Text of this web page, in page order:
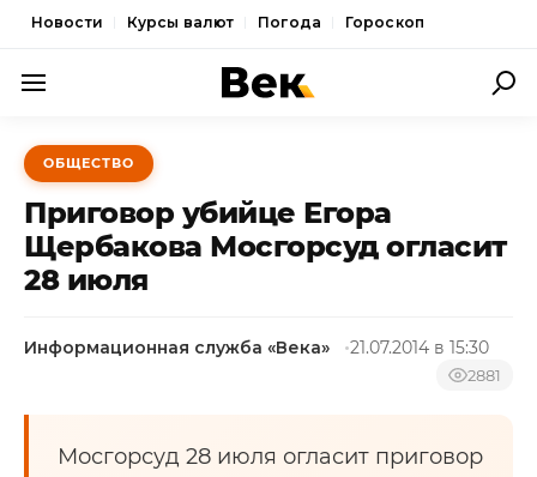
Новости Курсы валют Погода Гороскоп
ПОЛИТИКА
ЭКОНОМИКА
ОБЩЕСТВО
СПОРТ
ОБЩЕСТВО
Приговор убийце Егора
Щербакова Мосгорсуд огласит
28 июля
Информационная служба «Века» 21.07.2014 в 15:30
2881
Мосгорсуд 28 июля огласит приговор